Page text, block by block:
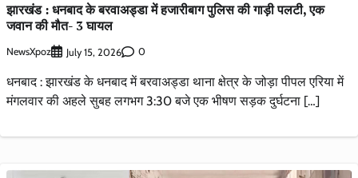
झारखंड : धनबाद के बरवाअड्डा में हजारीबाग पुलिस की गाड़ी पलटी, एक
जवान की मौत- 3 घायल
NewsXpoz July 15, 2026 0
धनबाद : झारखंड के धनबाद में बरवाअड्डा थाना क्षेत्र के जोड़ा पीपल एरिया में
मंगलवार की अहले सुबह लगभग 3:30 बजे एक भीषण सड़क दुर्घटना […]